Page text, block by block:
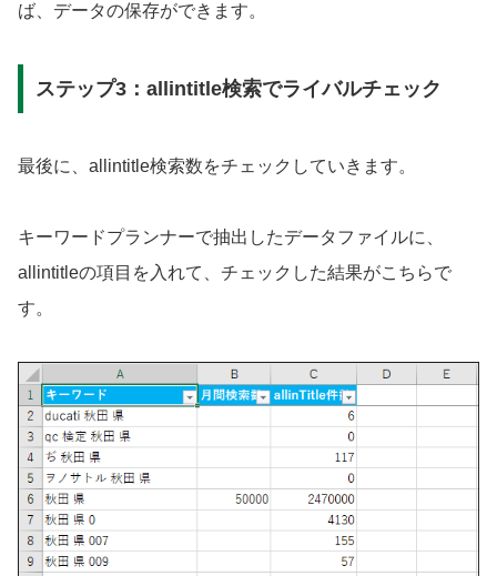
ば、データの保存ができます。
ステップ3：allintitle検索でライバルチェック
最後に、allintitle検索数をチェックしていきます。
キーワードプランナーで抽出したデータファイルに、
allintitleの項目を入れて、チェックした結果がこちらで
す。